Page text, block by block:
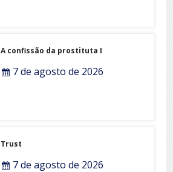
A confissão da prostituta I
7 de agosto de 2026
Trust
7 de agosto de 2026